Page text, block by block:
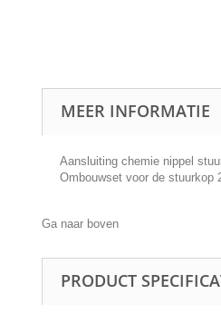
MEER INFORMATIE
Aansluiting chemie nippel
Ombouwset voor de stuurkop
Ga naar boven
PRODUCT